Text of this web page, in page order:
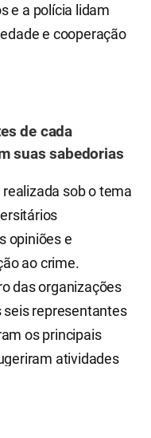
e a polícia lidam
e cooperação
de cada
suas sabedorias
sob o tema
opiniões e
ao crime.
das organizações
seis representantes
os principais
atividades